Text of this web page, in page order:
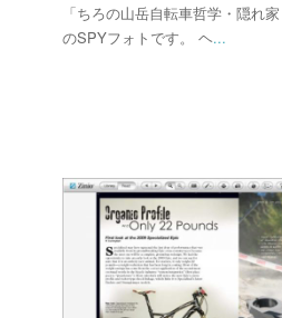
「ちろの山岳自転車哲学・隠れ
のSPYフォトです。 ヘ...